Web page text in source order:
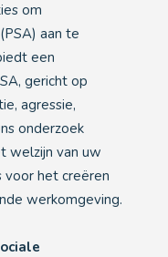
om
aan te
een
gericht op
agressie,
onderzoek
welzijn van uw
het creëren
werkomgeving.